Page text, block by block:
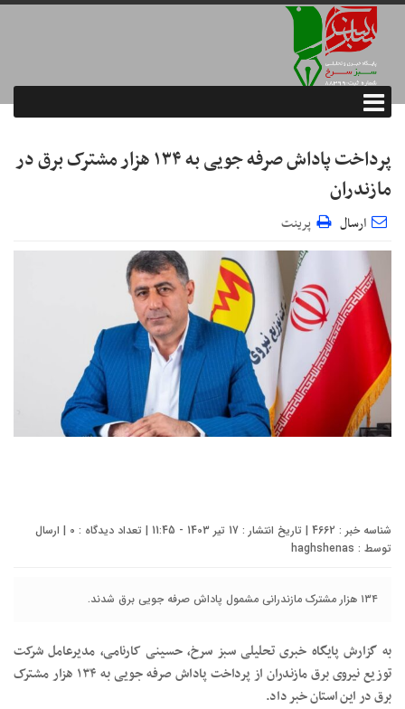
پرداخت پاداش صرفه جویی به ۱۳۴ هزار مشترک برق در
مازندران
ارسال پرینت
شناسه خبر : 4662 | تاریخ انتشار : 17 تیر 1403 - 11:45 | تعداد دیدگاه : 0 | ارسال
توسط : haghshenas
۱۳۴ هزار مشترک مازندرانی مشمول پاداش صرفه جویی برق شدند.
به گزارش پایگاه خبری تحلیلی سبز سرخ، حسینی کارنامی، مدیرعامل شرکت
توزیع نیروی برق مازندران از پرداخت پاداش صرفه جویی به ۱۳۴ هزار مشترک
برق در این استان خبر داد.